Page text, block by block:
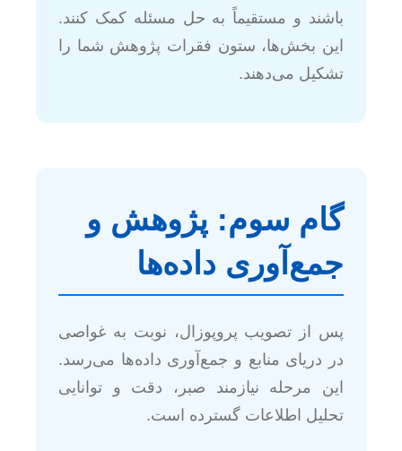
باشند و مستقیماً به حل مسئله کمک کنند.
این بخش‌ها، ستون فقرات پژوهش شما را
تشکیل می‌دهند.
گام سوم: پژوهش و
جمع‌آوری داده‌ها
پس از تصویب پروپوزال، نوبت به غواصی
در دریای منابع و جمع‌آوری داده‌ها می‌رسد.
این مرحله نیازمند صبر، دقت و توانایی
تحلیل اطلاعات گسترده است.